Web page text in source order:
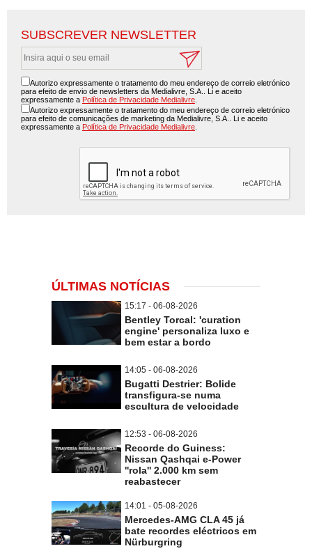
SUBSCREVER NEWSLETTER
Autorizo expressamente o tratamento do meu endereço de correio eletrónico
para efeito de envio de newsletters da Medialivre, S.A.. Li e aceito
expressamente a Política de Privacidade Medialivre
Autorizo expressamente o tratamento do meu endereço de correio eletrónico
para efeito de comunicações de marketing da Medialivre, S.A.. Li e aceito
expressamente a Política de Privacidade Medialivre
ÚLTIMAS NOTÍCIAS
15:17 - 06-08-2026
Bentley Torcal: 'curation
engine' personaliza luxo e
bem estar a bordo
14:05 - 06-08-2026
Bugatti Destrier: Bolide
transfigura-se numa
escultura de velocidade
12:53 - 06-08-2026
Recorde do Guiness:
Nissan Qashqai e-Power
''rola'' 2.000 km sem
reabastecer
14:01 - 05-08-2026
Mercedes-AMG CLA 45 já
bate recordes eléctricos em
Nürburgring